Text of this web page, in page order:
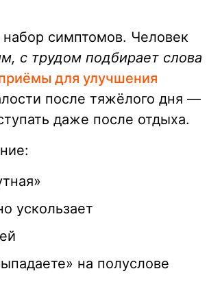
симптомов. Человек
с трудом подбирает слова
для улучшения
после тяжёлого дня —
даже после отдыха.
ускользает
на полуслове